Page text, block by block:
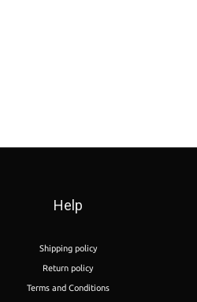
Help
Shipping policy
Return policy
Terms and Conditions